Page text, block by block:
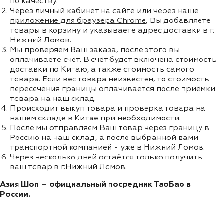
Через личный кабинет на сайте или через наше
приложение для браузера Chrome, Вы добавляете
товары в корзину и указываете адрес доставки в г.
Нижний Ломов.
Мы проверяем Ваш заказа, после этого вы
оплачиваете счёт. В счёт будет включена стоимость
доставки по Китаю, а также стоимость самого
товара. Если вес товара неизвестен, то стоимость
пересечения границы оплачивается после приёмки
товара на наш склад.
Происходит выкуп товара и проверка товара на
нашем складе в Китае при необходимости.
После мы отправляем Ваш товар через границу в
Россию на наш склад, а после выбранной вами
транспортной компанией - уже в Нижний Ломов.
Через несколько дней остаётся только получить
ваш товар в г.Нижний Ломов.
Азия Шоп – официальный посредник ТаоБао в
России.